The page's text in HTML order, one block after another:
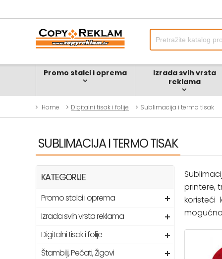
Promo stalci i oprema
Izrada svih vrsta
reklama
Home Digitalni tisak i folije Sublimacija i termo tisak
SUBLIMACIJA I TERMO TISAK
KATEGORIJE
Promo stalci i oprema
Izrada svih vrsta reklama
Digitalni tisak i folije
Štambilji, Pečati, Žigovi
printere,
koristeći